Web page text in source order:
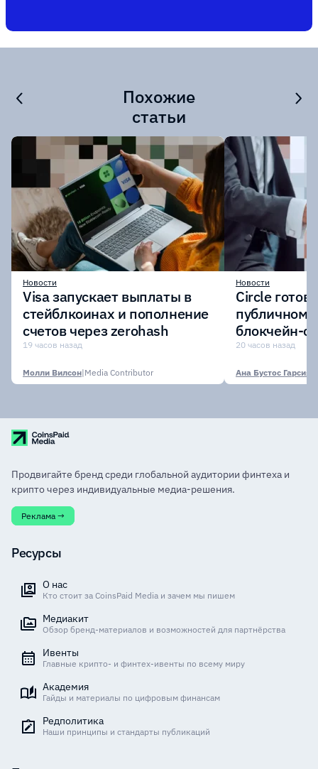
Похожие
статьи
Новости
Visa запускает выплаты в
стейблкоинах и пополнение
счетов через zerohash
19 часов назад
Молли Вилсон|Media Contributor
Новости
Circle
публичному
блокчейн-
участии
20 часов назад
Ана Бустос Гарсия
Продвигайте бренд среди глобальной аудитории финтеха и
крипто через индивидуальные медиа-решения.
Реклама →
Ресурсы
О нас
Кто стоит за CoinsPaid Media и зачем мы пишем
Медиакит
Обзор бренд-материалов и возможностей для партнёрства
Ивенты
Главные крипто- и финтех-ивенты по всему миру
Академия
Гайды и материалы по цифровым финансам
Редполитика
Наши принципы и стандарты публикаций